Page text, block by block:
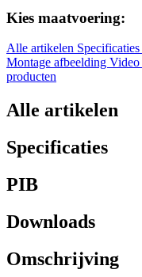
Kies maatvoering:
Alle artikelen Specificaties
Montage afbeelding Video
producten
Alle artikelen
Specificaties
PIB
Downloads
Omschrijving